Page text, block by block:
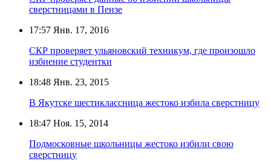
сверстницами в Пензе
17:57 Янв. 17, 2016
СКР проверяет ульяновский техникум, где произошло
избиение студентки
18:48 Янв. 23, 2015
В Якутске шестиклассница жестоко избила сверстницу
18:47 Ноя. 15, 2014
Подмосковные школьницы жестоко избили свою
сверстницу